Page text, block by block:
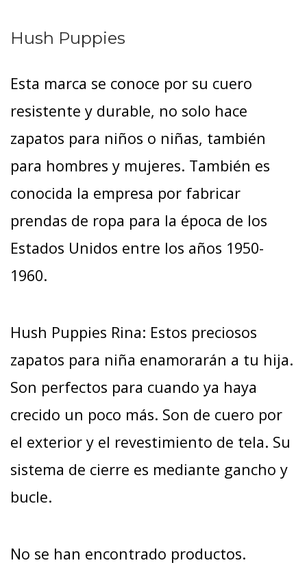
Hush Puppies
Esta marca se conoce por su cuero
resistente y durable, no solo hace
zapatos para niños o niñas, también
para hombres y mujeres. También es
conocida la empresa por fabricar
prendas de ropa para la época de los
Estados Unidos entre los años 1950-
1960.
Hush Puppies Rina: Estos preciosos
zapatos para niña enamorarán a tu hija.
Son perfectos para cuando ya haya
crecido un poco más. Son de cuero por
el exterior y el revestimiento de tela. Su
sistema de cierre es mediante gancho y
bucle.
No se han encontrado productos.